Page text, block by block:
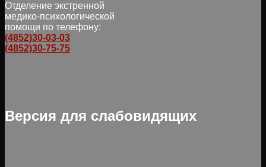
Отделение экстренной
медико-психологической
помощи по телефону:
(4852)30-03-03
(4852)30-75-75
Версия для слабовидящих